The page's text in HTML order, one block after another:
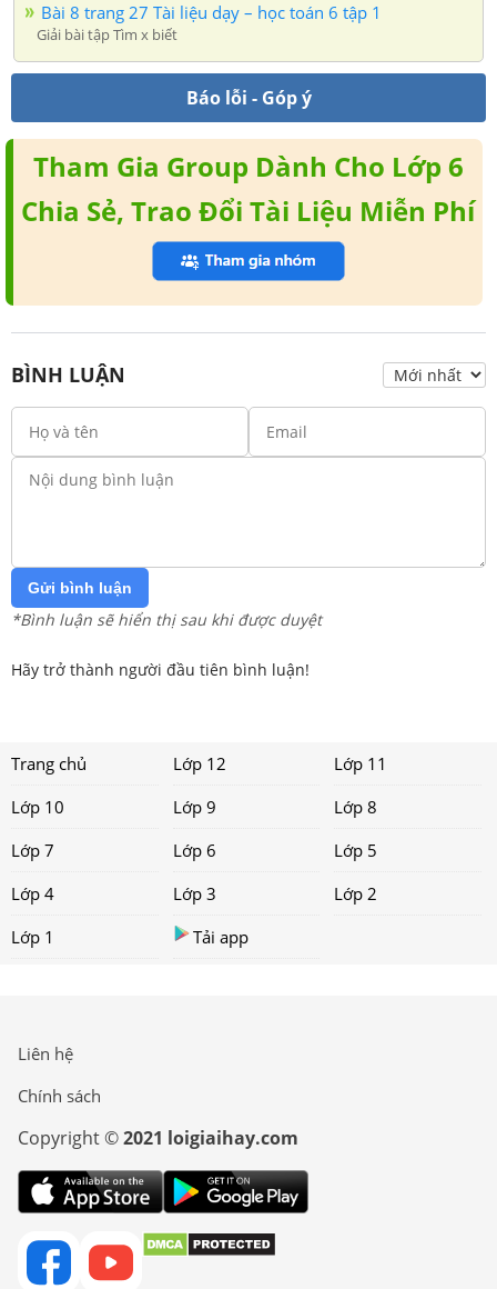
Bài 8 trang 27 Tài liệu dạy – học toán 6 tập 1
Giải bài tập Tìm x biết
Báo lỗi - Góp ý
Tham Gia Group Dành Cho Lớp 6
Chia Sẻ, Trao Đổi Tài Liệu Miễn Phí
BÌNH LUẬN
Gửi bình luận
*Bình luận sẽ hiển thị sau khi được duyệt
Hãy trở thành người đầu tiên bình luận!
Trang chủ Lớp 12
Lớp 11
Lớp 10
Lớp 9
Lớp 8
Lớp 7
Lớp 6
Lớp 5
Lớp 4
Lớp 3
Lớp 2
Lớp 1
Tải app
Liên hệ
Chính sách
Copyright ©2021 loigiaihay.com